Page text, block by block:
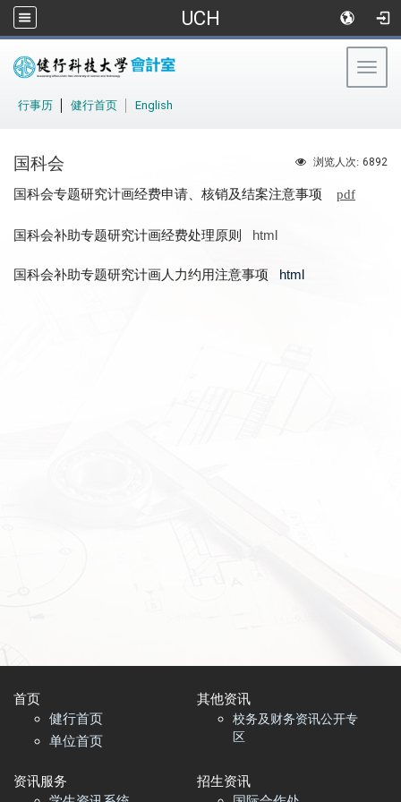
UCH
行事历 健行首页 English
浏览人次: 6892
国科会
国科会专题研究计画经费申请、核销及结案注意事项 pdf
国科会补助专题研究计画经费处理原则 html
国科会补助专题研究计画人力约用注意事项 html
首页​
健行首页
单位首页
其他资讯
校务及财务资讯公开专
区
资讯服务
招生资讯